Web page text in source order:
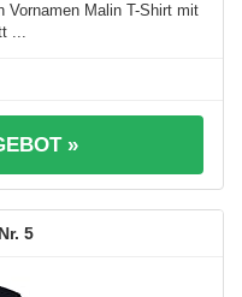
Vornamen Malin T-Shirt mit
...
»
5